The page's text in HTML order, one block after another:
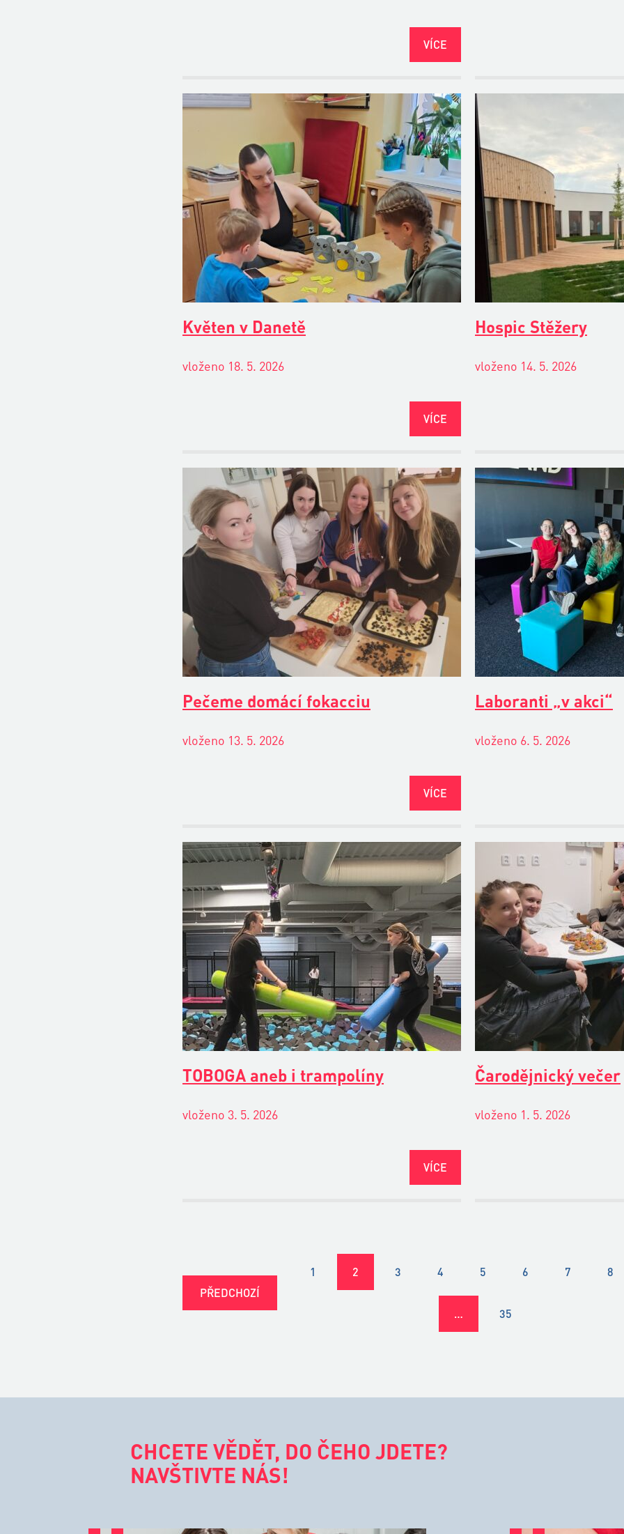
VÍCE
Květen v Danetě
vloženo 18. 5. 2026
VÍCE
Hospic Stěžery
vloženo 14. 5. 2026
Pečeme domácí fokacciu
vloženo 13. 5. 2026
VÍCE
Laboranti „v akci“
vloženo 6. 5. 2026
TOBOGA aneb i trampolíny
vloženo 3. 5. 2026
VÍCE
Čarodějnický večer
vloženo 1. 5. 2026
PŘEDCHOZÍ
1 2 3 4 5 6 7 8
… 35
CHCETE VĚDĚT, DO ČEHO JDETE?
NAVŠTIVTE NÁS!